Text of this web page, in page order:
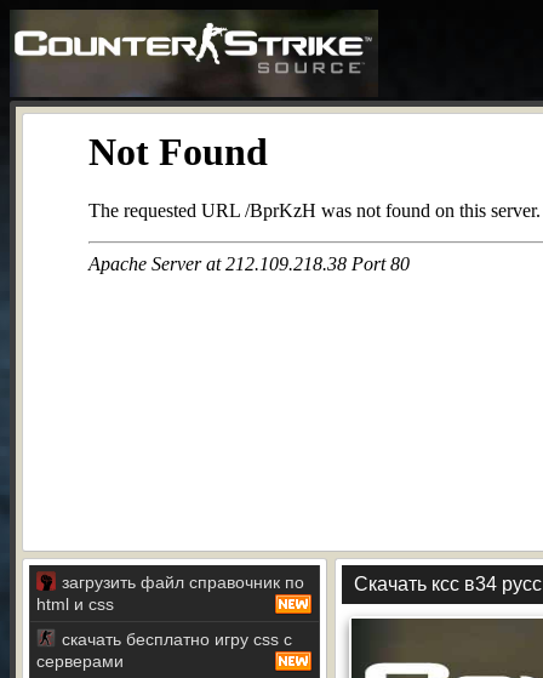
загрузить файл справочник по
html и css
скачать бесплатно игру css с
серверами
Скачать ксс в34